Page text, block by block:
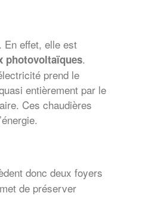
En effet, elle est
photovoltaïques.
prend le
entièrement par le
Ces chaudières
donc deux foyers
de préserver